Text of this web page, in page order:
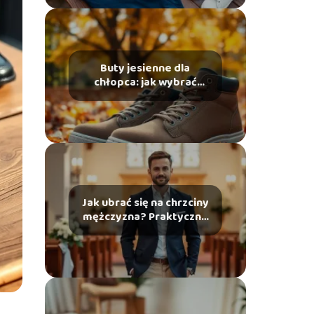
Buty jesienne dla
chłopca: jak wybrać
idealny model?
Jak ubrać się na chrzciny
mężczyzna? Praktyczne
porady i stylizacje